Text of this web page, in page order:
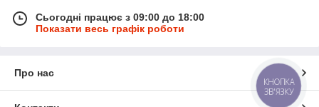
Сьогодні працює з 09:00 до 18:00
Показати весь графік роботи
Про нас
КНОПКА
ЗВ'ЯЗКУ